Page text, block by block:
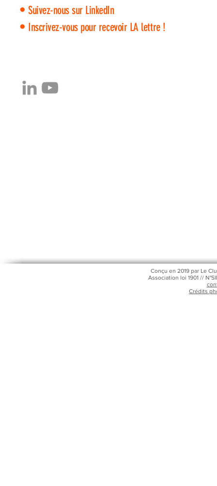
• Suivez-nous sur LinkedIn
• Inscrivez-vous pour recevoir LA lettre !
Conçu en 2019 par Le
Association loi 1901 //
Crédits